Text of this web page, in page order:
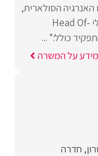
הסולארית,
מחפשת אחר מנהל פיתוח עסקי מוניציפאלי -Head Of
מידע על המשרה
חדרה